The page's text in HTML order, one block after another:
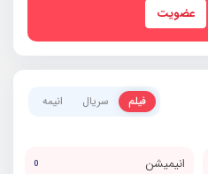
عضویت
فیلم سریال انیمه
انیمیشن 0